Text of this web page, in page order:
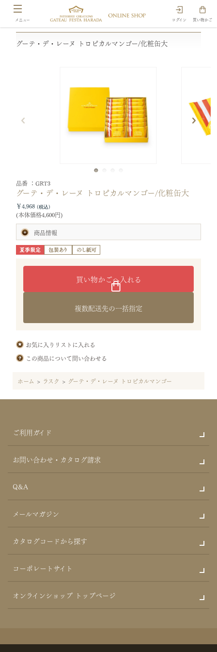
ログイン 買い物かご
グーテ・デ・レーヌ トロピカルマンゴー/化粧缶大
グーテ・デ・レーヌ トロピカルマンゴー/化粧缶大
￥4,968
(本体価格4,600円)
品番 GRT3
商品情報
賞味期限:製造日より50日
(お届けの商品は、賞味期間の半分以上を有したものです。)
サイズ:タテ32.8×ヨコ27.7×高さ5.8cm
（袋：プレミアム大）
特定原材料等28品目:小麦・乳・大豆
原材料:チョコレート(カカオバター、砂糖、マンゴーパウダー、乳
糖、脱脂粉乳、パッションフルーツパウダー)(国内製造)、小麦粉、
複数配送先の一括指定
お気に入りリストに入れる
この商品について問い合わせる
ホーム > ラスク > グーテ・デ・レーヌ トロピカルマンゴー
ご利用ガイド
お問い合わせ・カタログ請求
Q&A
メールマガジン
カタログコードから探す
コーポレートサイト
オンラインショップ トップページ